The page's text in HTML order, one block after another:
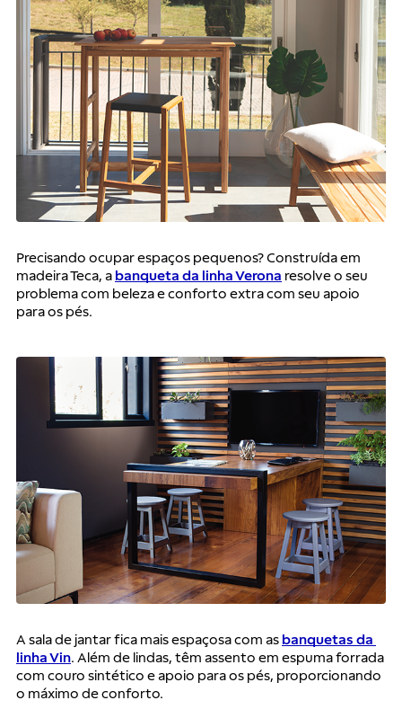
Precisando ocupar espaços pequenos? Construída em
madeira Teca, a banqueta da linha Verona resolve o seu
problema com beleza e conforto extra com seu apoio
para os pés.
A sala de jantar fica mais espaçosa com as banquetas da
linha Vin. Além de lindas, têm assento em espuma forrada
com couro sintético e apoio para os pés, proporcionando
o máximo de conforto.